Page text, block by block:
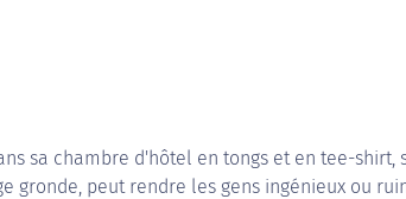
sa chambre d'hôtel en tongs et en tee-shirt,
gronde, peut rendre les gens ingénieux ou